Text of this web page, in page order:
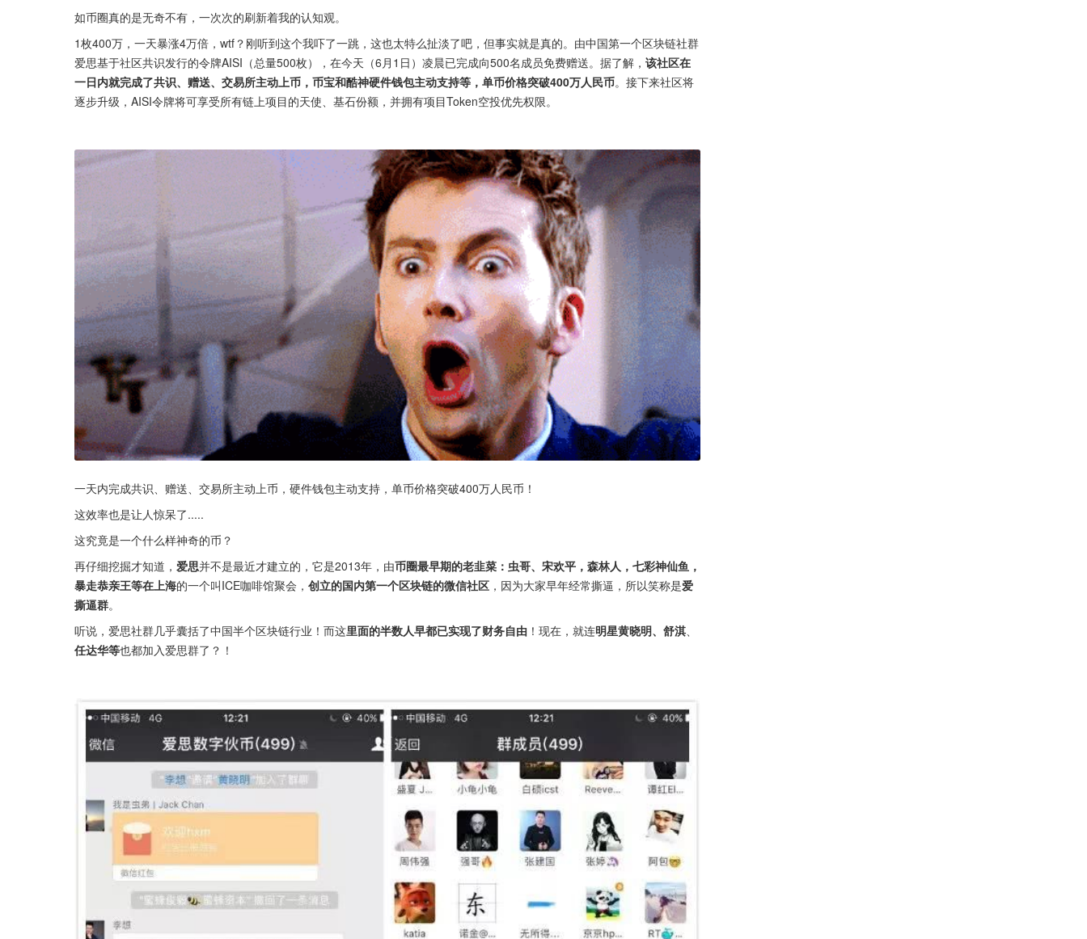
如币圈真的是无奇不有，一次次的刷新着我的认知观。
1枚400万，一天暴涨4万倍，wtf？刚听到这个我吓了一跳，这也太特么扯淡了吧，但事实就是真的。由中国第一个区块链社群
爱思基于社区共识发行的令牌AISI（总量500枚），在今天（6月1日）凌晨已完成向500名成员免费赠送。据了解， 该社区在
一日内就完成了共识、赠送、交易所主动上币，币宝和酷神硬件钱包主动支持等，单币价格突破400万人民币。接下来社区将
逐步升级，AISI令牌将可享受所有链上项目的天使、基石份额，并拥有项目Token空投优先权限。
一天内完成共识、赠送、交易所主动上币，硬件钱包主动支持，单币价格突破400万人民币！
这效率也是让人惊呆了.....
这究竟是一个什么样神奇的币？
再仔细挖掘才知道， 爱思并不是最近才建立的，它是2013年，由币圈最早期的老韭菜：虫哥、宋欢平，森林人，七彩神仙鱼，
暴走恭亲王等在上海的一个叫ICE咖啡馆聚会， 创立的国内第一个区块链的微信社区 ，因为大家早年经常撕逼，所以笑称是爱
撕逼群。
听说，爱思社群几乎囊括了中国半个区块链行业！而这里面的半数人早都已实现了财务自由 ！现在，就连明星黄晓明、舒淇、
任达华等也都加入爱思群了？！